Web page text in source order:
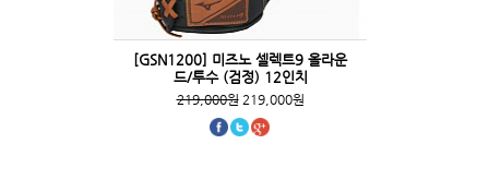
[GSN1200] 미즈노 셀렉트9 올라운
드/투수 (검정) 12인치
219,000원219,000원